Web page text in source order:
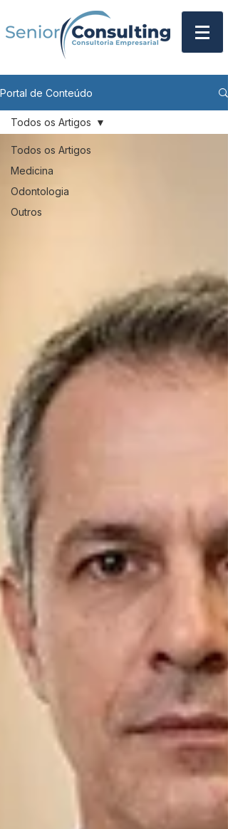
Portal de Conteúdo
Todos os Artigos
Medicina
Odontologia
Outros
Todos os Artigos